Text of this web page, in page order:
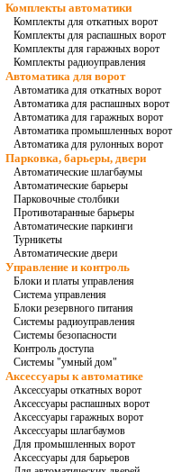
Комплекты автоматики
Комплекты для откатных ворот
Комплекты для распашных ворот
Комплекты для гаражных ворот
Комплекты радиоуправления
Автоматика для ворот
Автоматика для откатных ворот
Автоматика для распашных ворот
Автоматика для гаражных ворот
Автоматика промышленных ворот
Автоматика для рулонных ворот
Парковка, барьеры, двери
Автоматические шлагбаумы
Автоматические барьеры
Парковочные столбики
Противотаранные барьеры
Автоматические паркинги
Турникеты
Автоматические двери
Управление и контроль
Блоки и платы управления
Система управления
Блоки резервного питания
Системы радиоуправления
Системы безопасности
Контроль доступа
Системы "умный дом"
Аксессуары к автоматике
Аксессуары откатных ворот
Аксессуары распашных ворот
Аксессуары гаражных ворот
Аксессуары шлагбаумов
Для промышленных ворот
Аксессуары для барьеров